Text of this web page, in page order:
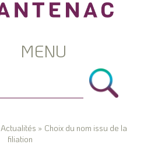
MENU
Actualités » Choix du nom issu de la
filiation